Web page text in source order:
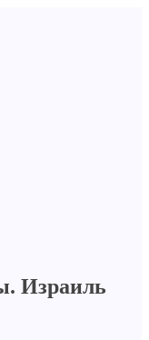
Израиль